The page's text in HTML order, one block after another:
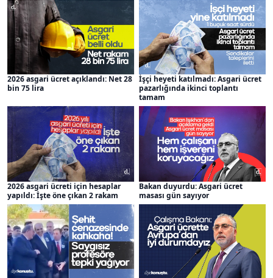
2026 asgari ücret açıklandı: Net 28
bin 75 lira
İşçi heyeti katılmadı: Asgari ücret
pazarlığında ikinci toplantı
tamam
2026 asgari ücreti için hesaplar
yapıldı: İşte öne çıkan 2 rakam
Bakan duyurdu: Asgari ücret
masası gün sayıyor